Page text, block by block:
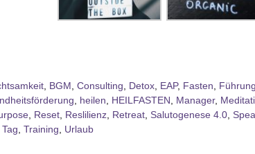
BGM Consulting Detox EAP, Fasten
heilen HEILFASTEN Manager,
Reset Reslilienz Retreat Salutogenese 4.0
Training Urlaub